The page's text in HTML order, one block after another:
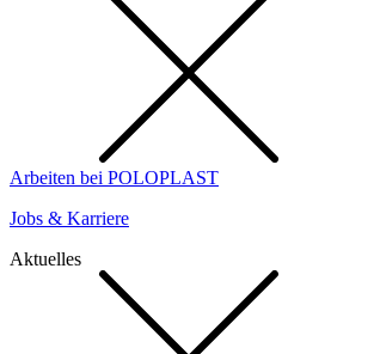
Arbeiten bei POLOPLAST
Jobs & Karriere
Aktuelles